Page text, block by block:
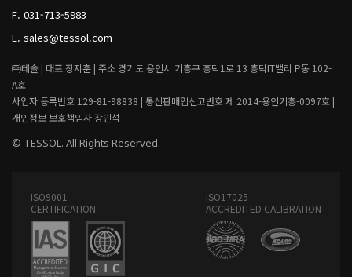
F. 031-713-5983
E. sales@tessol.com
㈜테솔 | 대표 장지훈 | 주소 경기도 용인시 기흥구 흥덕1로 13 흥덕IT밸리 P동 102-
A호
사업자 등록번호 129-81-98838 | 통신판매업신고번호 제 2014-용인기흥-0097호 |
개인정보 보호책임자 장인석
© TESSOL. All Rights Reserved.
ISO9001
CERTIFICATION
ISO17025
ACCREDITED CALIBRATION